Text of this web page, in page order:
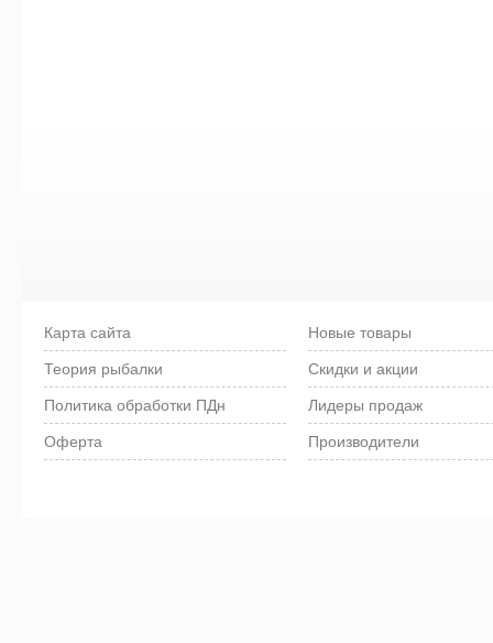
Карта сайта
Теория рыбалки
Политика обработки ПДн
Оферта
Новые товары
Скидки и акции
Лидеры продаж
Производители